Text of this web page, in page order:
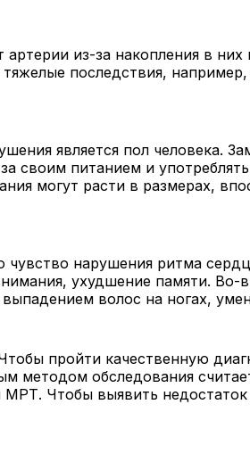
артерии из-за накопления в
последствия,
является пол человека.
своим питанием и
могут расти в размерах,
нарушения ритма
ухудшение памяти.
волос на ногах,
пройти качественную
обследования
Чтобы выявить